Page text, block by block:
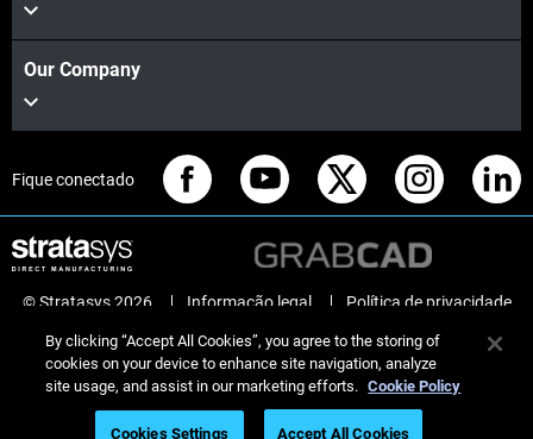
Our Company
Fique conectado
© Stratasys 2026 Informação legal
Política de privacidade
Conformidade REACH
By clicking “Accept All Cookies”, you agree to the storing of
cookies on your device to enhance site navigation, analyze
site usage, and assist in our marketing efforts. Cookie Policy
Cookies Settings Accept All Cookies